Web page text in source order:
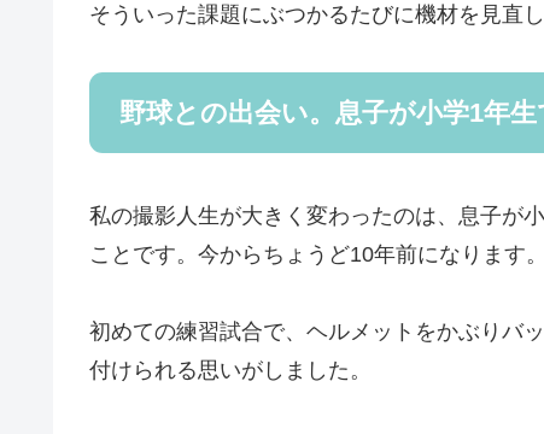
そういった課題にぶつかるたびに機材を見直
野球との出会い。息子が小学1年
私の撮影人生が大きく変わったのは、息子が
ことです。今からちょうど10年前になります。
初めての練習試合で、ヘルメットをかぶりバ
付けられる思いがしました。